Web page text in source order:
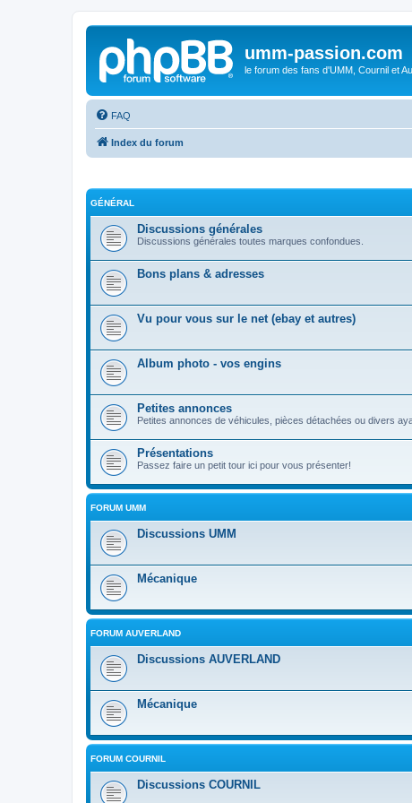
umm-passion.com
le forum des fans d'UMM, Cournil et
FAQ
Index du forum
GÉNÉRAL
Discussions générales
Discussions générales toutes marques confondues.
Bons plans & adresses
Vu pour vous sur le net (ebay et autres)
Album photo - vos engins
Petites annonces
Petites annonces de véhicules, pièces détachées ou divers
Présentations
Passez faire un petit tour ici pour vous présenter!
FORUM UMM
Discussions UMM
Mécanique
FORUM AUVERLAND
Discussions AUVERLAND
Mécanique
FORUM COURNIL
Discussions COURNIL